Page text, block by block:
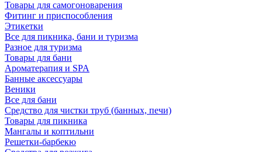
Товары для самогоноварения
Фитинг и приспособления
Этикетки
Все для пикника, бани и туризма
Разное для туризма
Товары для бани
Ароматерапия и SPA
Банные аксессуары
Веники
Все для бани
Средство для чистки труб (банных, печи)
Товары для пикника
Мангалы и коптильни
Решетки-барбекю